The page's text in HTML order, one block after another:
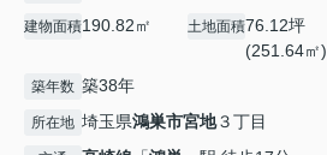
建物面積190.82㎡ 土地面積76.12坪
(251.64㎡)
築年数 築38年
所在地 埼玉県鴻巣市宮地３丁目